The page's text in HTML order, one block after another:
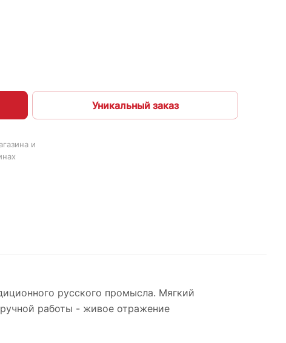
Уникальный заказ
и
русского промысла. Мягкий
работы - живое отражение